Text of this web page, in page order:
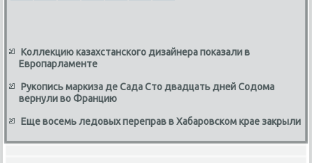
Коллекцию казахстанского дизайнера показали в
Европарламенте
Рукопись маркиза де Сада Сто двадцать дней Содома
вернули во Францию
Еще восемь ледовых переправ в Хабаровском крае закрыли